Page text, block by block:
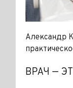
Александр
ВРАЧ —